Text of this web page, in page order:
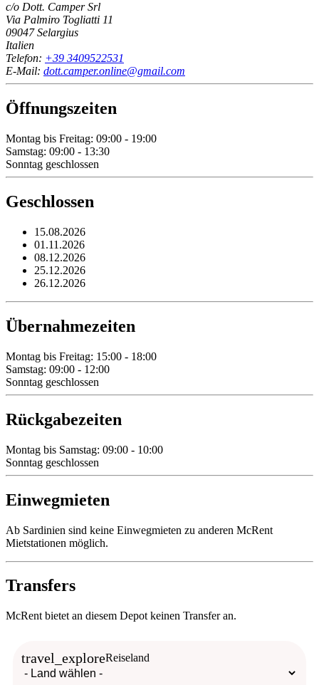
c/o Dott. Camper Srl
Via Palmiro Togliatti 11
09047 Selargius
Italien
Telefon: +39 3409522531
E-Mail: dott.camper.online@gmail.com
Öffnungszeiten
Montag bis Freitag: 09:00 - 19:00
Samstag: 09:00 - 13:30
Sonntag geschlossen
Geschlossen
15.08.2026
01.11.2026
08.12.2026
25.12.2026
26.12.2026
Übernahmezeiten
Montag bis Freitag: 15:00 - 18:00
Samstag: 09:00 - 12:00
Sonntag geschlossen
Rückgabezeiten
Montag bis Samstag: 09:00 - 10:00
Sonntag geschlossen
Einwegmieten
Ab Sardinien sind keine Einwegmieten zu anderen McRent
Mietstationen möglich.
Transfers
McRent bietet an diesem Depot keinen Transfer an.
travel_exploreReiseland